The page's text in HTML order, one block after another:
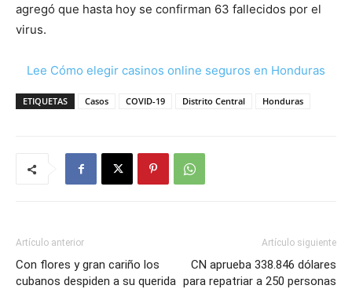
agregó que hasta hoy se confirman 63 fallecidos por el
virus.
Lee Cómo elegir casinos online seguros en Honduras
ETIQUETAS Casos COVID-19 Distrito Central Honduras
Artículo anterior
Con flores y gran cariño los
cubanos despiden a su querida
Artículo siguiente
CN aprueba 338.846 dólares
para repatriar a 250 personas